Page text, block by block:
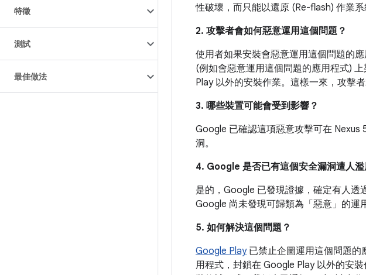
特徵
測試
最佳做法
性破壞，而只能以還原 (Re-flash) 作業
2. 攻擊者會如何惡意運用這個問題？
使用者如果安裝會惡意運用這個問題的
(例如會惡意運用這個問題的應用程式)
Play 以外的安裝作業。這樣一來，攻擊
3. 哪些裝置可能會受到影響？
Google 已確認這項惡意攻擊可在 Nexus
洞。
4. Google 是否已有這個安全漏洞遭人濫
是的，Google 已發現證據，確定有人透
Google 尚未發現可歸類為「惡意」的運
5. 如何解決這個問題？
Google Play已禁止企圖運用這個問題的
用程式，封鎖在 Google Play 以外的安